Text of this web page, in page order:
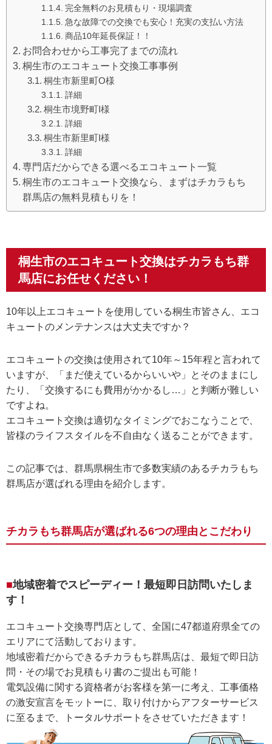
完全無料のお見積もり・現場調査
急な故障での交換でも安心！充実の支払い方法
商品10年延長保証！！
お問合わせから工事完了までの流れ
桐生市のエコキュート交換工事事例
桐生市新里町O様
詳細
桐生市境野町I様
詳細
桐生市新里町I様
詳細
専門店だからできる選べるエコキュート一覧
桐生市のエコキュート交換なら、まずはチカラもち
群馬店の無料見積もりを！
桐生市のエコキュート交換はチカラもち群
馬店にお任せください！
10年以上エコキュートを使用している桐生市皆さん、エコ
キュートのメンテナンスは大丈夫ですか？
エコキュートの交換は使用されて10年～15年程と言われて
いますが、「まだ使えているからいいや」とそのままにし
たり、「交換するにも費用がかかるし…」と判断が難しい
ですよね。
エコキュート交換は適切なタイミングでおこなうことで、
皆様のライフスタイルを不自由なく送ることができます。
この記事では、群馬県桐生市で多数実績のあるチカラもち
群馬店が選ばれる理由を紹介します。
チカラもち群馬店が選ばれる6つの理由とこだわり
地域密着でスピーディー！最短即日訪問いたしま
す！
エコキュート交換専門店として、全国に47都道府県全ての
エリアにて活動しております。
地域密着だからできるチカラもち群馬店は、最短で即日訪
問・その場でお見積もり書のご提出も可能！
電気設備に関する資格者がお客様を第一に考え、工事価格
の激安宣言をモットーに、取り付けからアフターサービス
に至るまで、トータルサポートをさせていただきます！